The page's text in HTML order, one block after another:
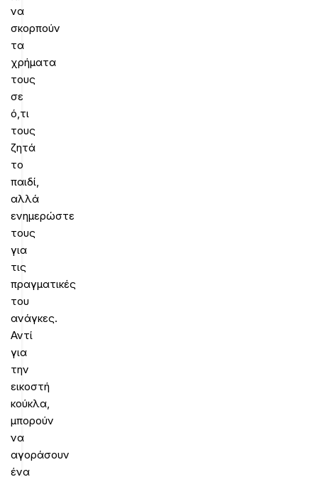
να
σκορπούν
τα
χρήματα
τους
σε
ό,τι
τους
ζητά
το
παιδί,
αλλά
ενημερώστε
τους
για
τις
πραγματικές
του
ανάγκες.
Αντί
για
την
εικοστή
κούκλα,
μπορούν
να
αγοράσουν
ένα